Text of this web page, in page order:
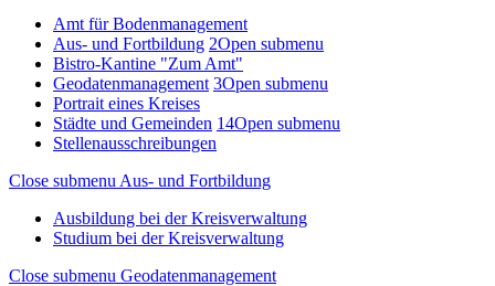
Amt für Bodenmanagement
Aus- und Fortbildung 2Open submenu
Bistro-Kantine "Zum Amt"
Geodatenmanagement 3Open submenu
Portrait eines Kreises
Städte und Gemeinden 14Open submenu
Stellenausschreibungen
Close submenu Aus- und Fortbildung
Ausbildung bei der Kreisverwaltung
Studium bei der Kreisverwaltung
Close submenu Geodatenmanagement